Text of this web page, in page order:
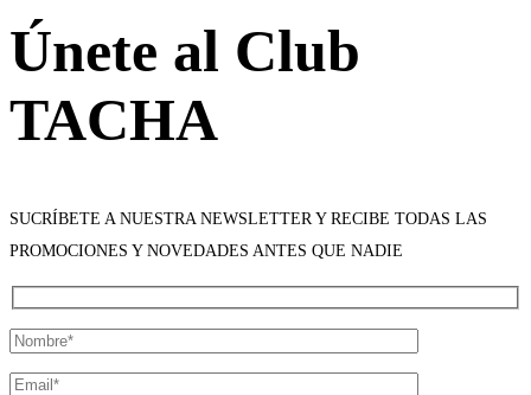
Únete al Club
TACHA
SUCRÍBETE A NUESTRA NEWSLETTER Y RECIBE TODAS LAS
PROMOCIONES Y NOVEDADES ANTES QUE NADIE